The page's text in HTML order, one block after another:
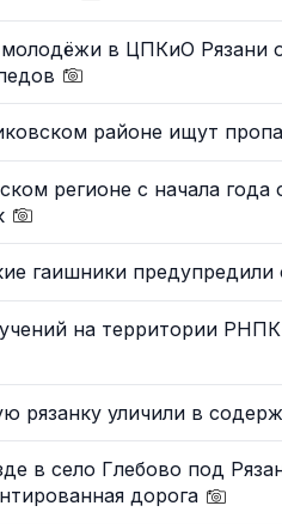
в ЦПКиО Рязани
районе ищут
регионе с начала года
гаишники
на территории
рязанку уличили в
в село Глебово под
дорога